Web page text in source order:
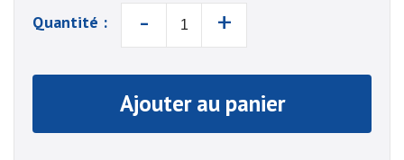
Quantité : - +
Ajouter au panier